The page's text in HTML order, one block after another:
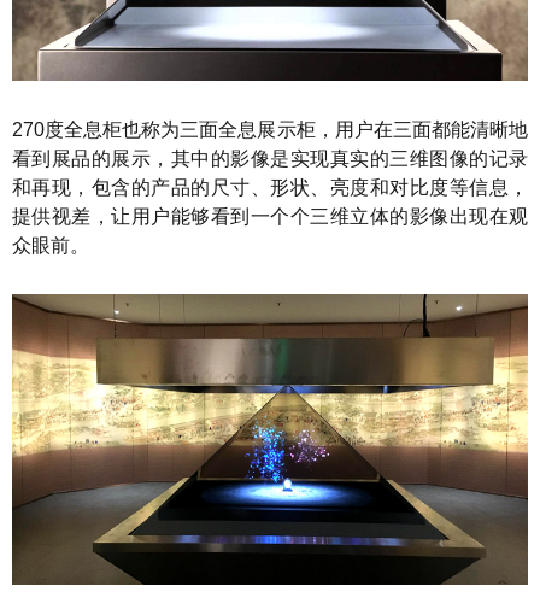
270度全息柜也称为三面全息展示柜，用户在三面都能清晰地
看到展品的展示，其中的影像是实现真实的三维图像的记录
和再现，包含的产品的尺寸、形状、亮度和对比度等信息，
提供视差，让用户能够看到一个个三维立体的影像出现在观
众眼前。